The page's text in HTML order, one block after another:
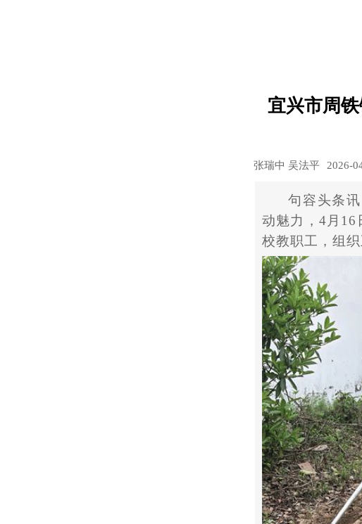
宜兴市周
张瑞中 吴法平 2026-
句容头条讯
动魅力， 4月16
校教职工，组